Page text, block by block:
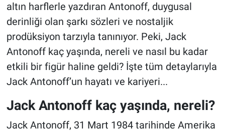
altın harflerle yazdıran Antonoff, duygusal
derinliği olan şarkı sözleri ve nostaljik
prodüksiyon tarzıyla tanınıyor. Peki, Jack
Antonoff kaç yaşında, nereli ve nasıl bu kadar
etkili bir figür haline geldi? İşte tüm detaylarıyla
Jack Antonoff’un hayatı ve kariyeri...
Jack Antonoff kaç yaşında, nereli?
Jack Antonoff, 31 Mart 1984 tarihinde Amerika